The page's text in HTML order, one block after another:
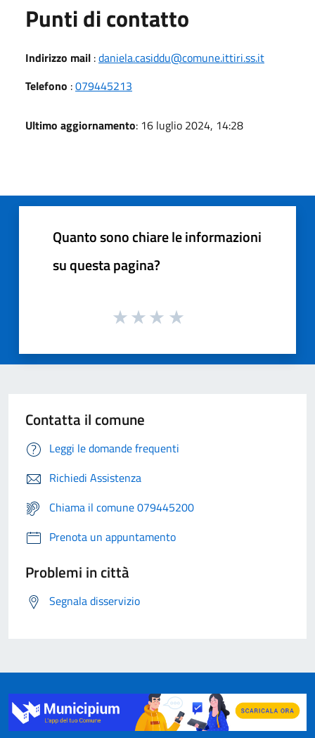
Punti di contatto
Indirizzo mail :daniela.casiddu@comune.ittiri.ss.it
Telefono :079445213
Ultimo aggiornamento: 16 luglio 2024, 14:28
Quanto sono chiare le informazioni
su questa pagina?
Contatta il comune
Leggi le domande frequenti
Richiedi Assistenza
Chiama il comune 079445200
Prenota un appuntamento
Problemi in città
Segnala disservizio